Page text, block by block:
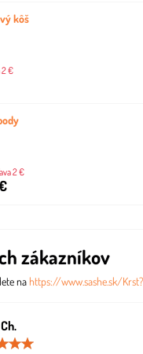
kôš
2 €
2 €
zákazníkov
nahttps://www.sashe.sk/